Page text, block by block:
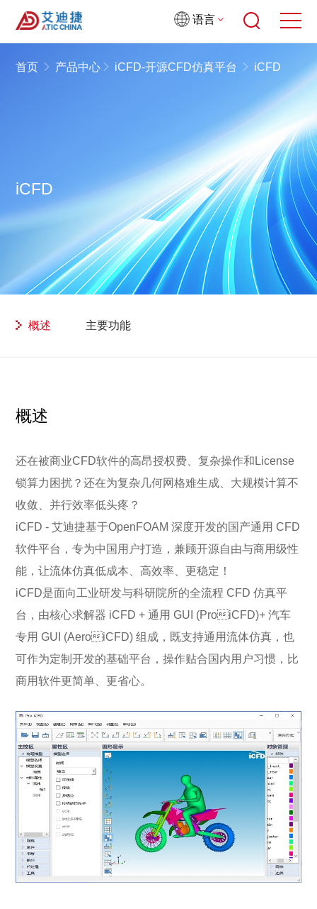
语言
iCFD
首页 产品中心 iCFD-开源CFD仿真平台 iCFD
概述 主要功能
概述
还在被商业CFD软件的高昂授权费、复杂操作和License
锁算力困扰？还在为复杂几何网格难生成、大规模计算不
收敛、并行效率低头疼？
iCFD - 艾迪捷基于OpenFOAM 深度开发的国产通用 CFD
软件平台，专为中国用户打造，兼顾开源自由与商用级性
能，让流体仿真低成本、高效率、更稳定！
iCFD是面向工业研发与科研院所的全流程 CFD 仿真平
台，由核心求解器 iCFD + 通用 GUI (ProiCFD)+ 汽车
专用 GUI (AeroiCFD) 组成，既支持通用流体仿真，也
可作为定制开发的基础平台，操作贴合国内用户习惯，比
商用软件更简单、更省心。